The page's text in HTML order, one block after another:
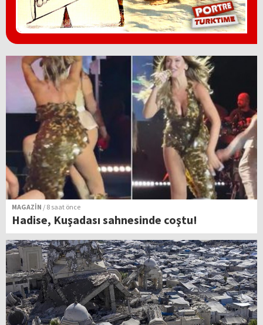
MAGAZİN / 8 saat önce
Hadise, Kuşadası sahnesinde coştu!